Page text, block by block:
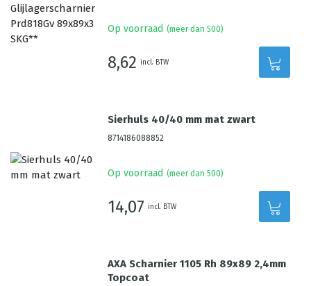
Op voorraad (meer dan 500)
8,62 incl. BTW
Sierhuls 40/40 mm mat zwart
8714186088852
Op voorraad (meer dan 500)
14,07 incl. BTW
AXA Scharnier 1105 Rh 89x89 2,4mm
Topcoat